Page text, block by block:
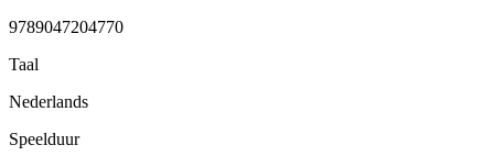
9789047204770
Taal
Nederlands
Speelduur